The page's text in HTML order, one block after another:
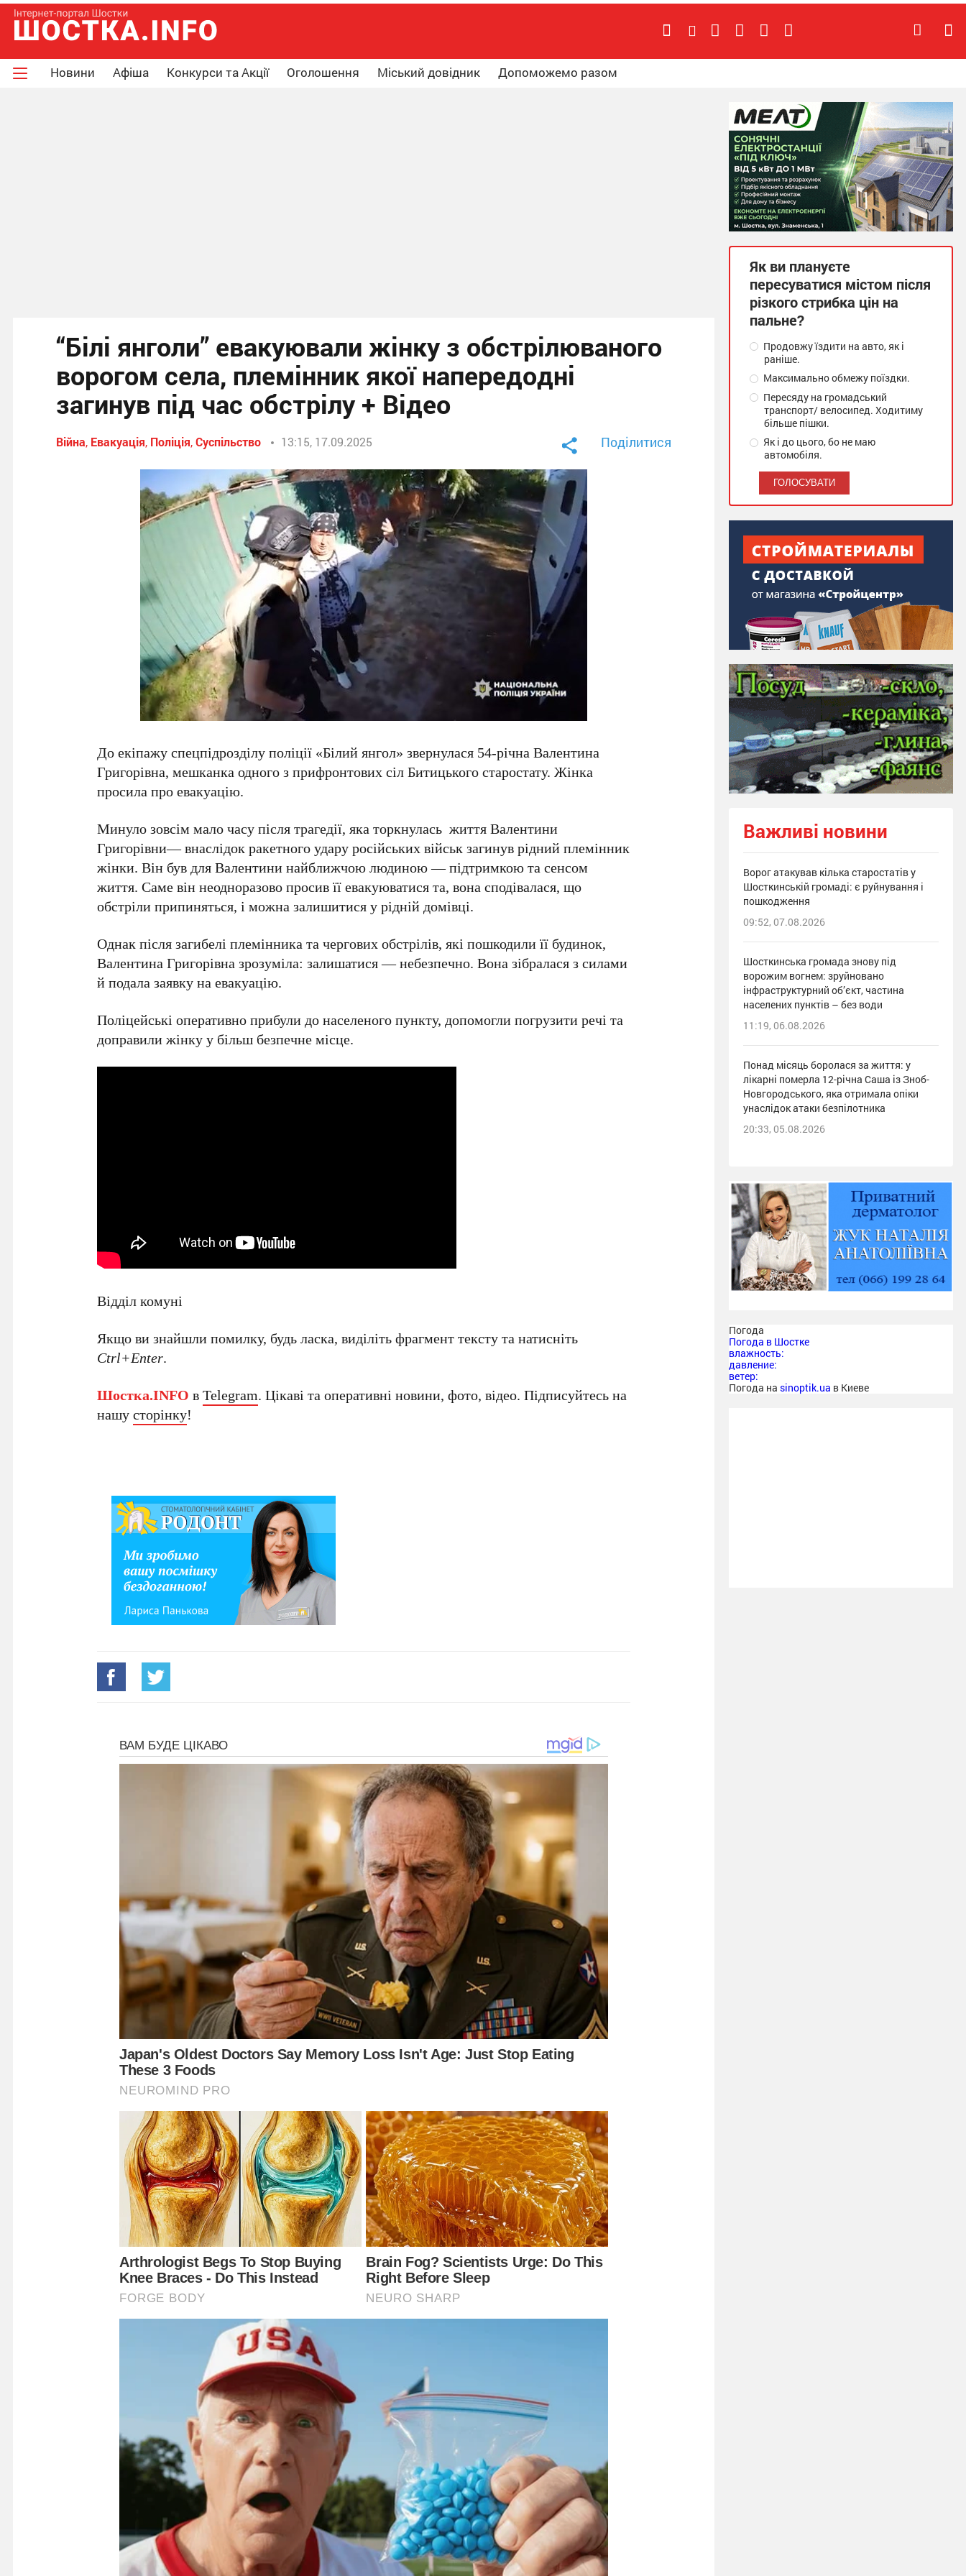
Новини Афіша Конкурси та Акції Оголошення Міський довідник Допоможемо разом
“Білі янголи” евакуювали жінку з обстрілюваного
ворогом села, племінник якої напередодні
загинув під час обстрілу + Відео
Війна, Евакуація, Поліція,Суспільство 13:15, 17.09.2025 Поділитися
До екіпажу спецпідрозділу поліції «Білий янгол» звернулася 54-річна Валентина
Григорівна, мешканка одного з прифронтових сіл Битицького старостату. Жінка
просила про евакуацію.
Минуло зовсім мало часу після трагедії, яка торкнулась життя Валентини
Григорівни— внаслідок ракетного удару російських військ загинув рідний племінник
жінки. Він був для Валентини найближчою людиною — підтримкою та сенсом
життя. Саме він неодноразово просив її евакуюватися та, вона сподівалася, що
обстріли припиняться, і можна залишитися у рідній домівці.
Однак після загибелі племінника та чергових обстрілів, які пошкодили її будинок,
Валентина Григорівна зрозуміла: залишатися — небезпечно. Вона зібралася з силами
й подала заявку на евакуацію.
️Поліцейські оперативно прибули до населеного пункту, допомогли погрузити речі та
доправили жінку у більш безпечне місце.
Відділ комуні
Якщо ви знайшли помилку, будь ласка, виділіть фрагмент тексту та натисніть
Ctrl+Enter.
Шостка.INFO вTelegram. Цікаві та оперативні новини, фото, відео. Підписуйтесь на
нашусторінку!
Як ви плануєте
пересуватися містом після
різкого стрибка цін на
пальне?
Продовжу їздити на авто, як і
раніше.
Максимально обмежу поїздки.
Пересяду на громадський
транспорт/ велосипед. Ходитиму
більше пішки.
Як і до цього, бо не маю
автомобіля.
Важливі новини
Ворог атакував кілька старостатів у
Шосткинській громаді: є руйнування і
пошкодження
09:52, 07.08.2026
Шосткинська громада знову під
ворожим вогнем: зруйновано
інфраструктурний об’єкт, частина
населених пунктів – без води
11:19, 06.08.2026
Понад місяць боролася за життя: у
лікарні померла 12-річна Саша із Зноб-
Новгородського, яка отримала опіки
унаслідок атаки безпілотника
20:33, 05.08.2026
Погода
Погода в Шостке
влажность:
давление:
ветер:
Погода на sinoptik.ua в Киеве